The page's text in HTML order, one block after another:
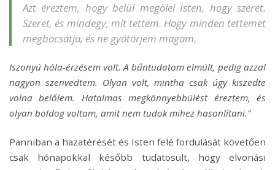
Azt éreztem, hogy belül megölel Isten, hogy szeret.
Szeret, és mindegy, mit tettem. Hogy minden tettemet
megbocsátja, és ne gyötörjem magam.
Iszonyú hála-érzésem volt. A bűntudatom elmúlt, pedig azzal
nagyon szenvedtem. Olyan volt, mintha csak úgy kiszedte
volna belőlem. Hatalmas megkönnyebbülést éreztem, és
olyan boldog voltam, amit nem tudok mihez hasonlítani.”
Panniban a hazatérését és Isten felé fordulását követően
csak hónapokkal később tudatosult, hogy elvonási